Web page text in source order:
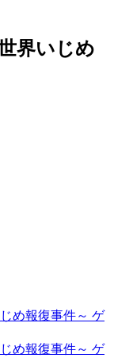
界いじめ